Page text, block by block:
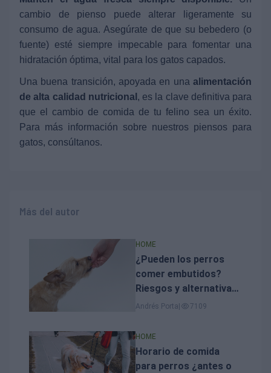
cambio de pienso puede alterar ligeramente su
consumo de agua. Asegúrate de que su bebedero (o
fuente) esté siempre impecable para fomentar una
hidratación óptima, vital para los gatos capados.
Una buena transición, apoyada en una alimentación
de alta calidad nutricional , es la clave definitiva para
que el cambio de comida de tu felino sea un éxito.
Para más información sobre nuestros piensos para
gatos, consúltanos.
Más del autor
HOME
¿Pueden los perros
comer embutidos?
Riesgos y alternativas
seguras
Andrés Porta 7109
HOME
Horario de comida
para perros ¿antes o